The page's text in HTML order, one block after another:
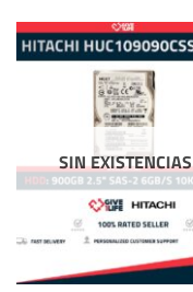
SIN EXISTENCIAS